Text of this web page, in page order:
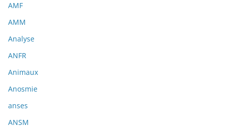
AMF
AMM
Analyse
ANFR
Animaux
Anosmie
anses
ANSM